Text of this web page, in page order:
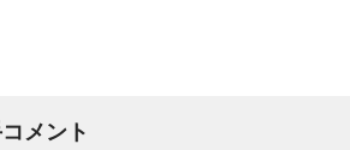
メント